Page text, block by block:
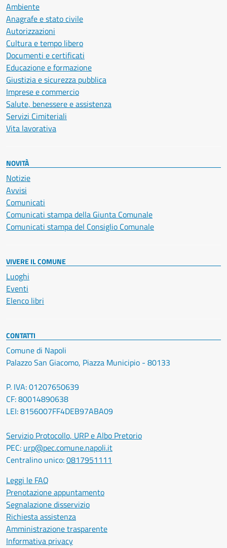
Ambiente
Anagrafe e stato civile
Autorizzazioni
Cultura e tempo libero
Documenti e certificati
Educazione e formazione
Giustizia e sicurezza pubblica
Imprese e commercio
Salute, benessere e assistenza
Servizi Cimiteriali
Vita lavorativa
NOVITÀ
Notizie
Avvisi
Comunicati
Comunicati stampa della Giunta Comunale
Comunicati stampa del Consiglio Comunale
VIVERE IL COMUNE
Luoghi
Eventi
Elenco libri
CONTATTI
Comune di Napoli
Palazzo San Giacomo, Piazza Municipio - 80133
P. IVA: 01207650639
CF: 80014890638
LEI: 8156007FF4DEB97ABA09
Servizio Protocollo, URP e Albo Pretorio
PEC: urp@pec.comune.napoli.it
Centralino unico:0817951111
Leggi le FAQ
Prenotazione appuntamento
Segnalazione disservizio
Richiesta assistenza
Amministrazione trasparente
Informativa privacy